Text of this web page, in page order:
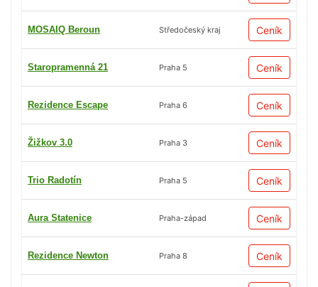
MOSAIQ Beroun Středočeský kraj Ceník
Staropramenná 21 Praha 5 Ceník
Rezidence Escape Praha 6 Ceník
Žižkov 3.0 Praha 3 Ceník
Trio Radotín Praha 5 Ceník
Aura Statenice Praha-západ Ceník
Rezidence Newton Praha 8 Ceník